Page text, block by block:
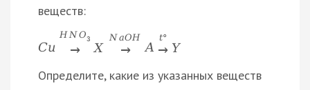
веществ:
Cu
HNO3
→ X
NaOH
→ A
t°
→ Y
Определите, какие из указанных веществ